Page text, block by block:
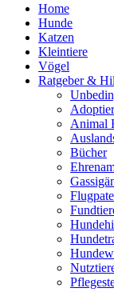
Home
Hunde
Katzen
Kleintiere
Vögel
Ratgeber &
Animal
Bücher